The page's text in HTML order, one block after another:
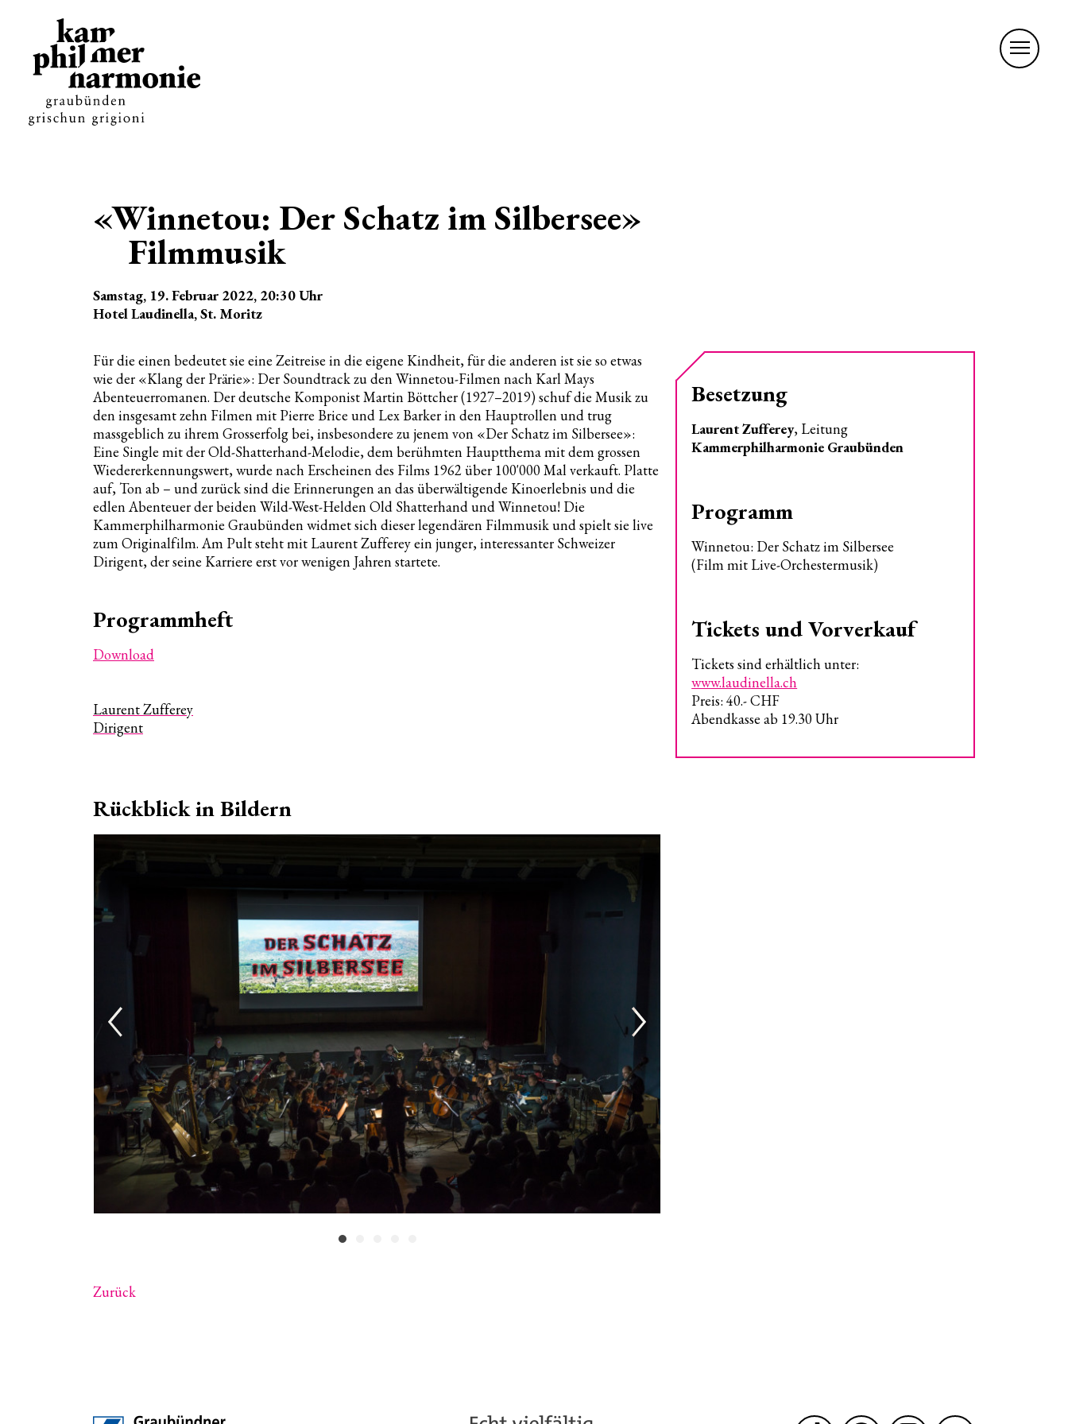
«Winnetou: Der Schatz im Silbersee»
Filmmusik
Samstag, 19. Februar 2022, 20:30Uhr
Hotel Laudinella, St. Moritz
Für die einen bedeutet sie eine Zeitreise in die eigene Kindheit, für die anderen ist sie so etwas
wie der «Klang der Prärie»: Der Soundtrack zu den Winnetou-Filmen nach Karl Mays
Abenteuerromanen. Der deutsche Komponist Martin Böttcher (1927–2019) schuf die Musik zu
den insgesamt zehn Filmen mit Pierre Brice und Lex Barker in den Hauptrollen und trug
massgeblich zu ihrem Grosserfolg bei, insbesondere zu jenem von «Der Schatz im Silbersee»:
Eine Single mit der Old-Shatterhand-Melodie, dem berühmten Hauptthema mit dem grossen
Wiedererkennungswert, wurde nach Erscheinen des Films 1962 über 100'000 Mal verkauft. Platte
auf, Ton ab – und zurück sind die Erinnerungen an das überwältigende Kinoerlebnis und die
edlen Abenteuer der beiden Wild-West-Helden Old Shatterhand und Winnetou! Die
Kammerphilharmonie Graubünden widmet sich dieser legendären Filmmusik und spielt sie live
zum Originalfilm. Am Pult steht mit Laurent Zufferey ein junger, interessanter Schweizer
Dirigent, der seine Karriere erst vor wenigen Jahren startete.
Programmheft
Download
Laurent Zufferey
Dirigent
Rückblick in Bildern
Besetzung
Laurent Zufferey, Leitung
Kammerphilharmonie Graubünden
Programm
Winnetou: Der Schatz im Silbersee
(Film mit Live-Orchestermusik)
Tickets und Vorverkauf
Tickets sind erhältlich unter:
www.laudinella.ch
Preis: 40.- CHF
Abendkasse ab 19.30 Uhr
Zurück